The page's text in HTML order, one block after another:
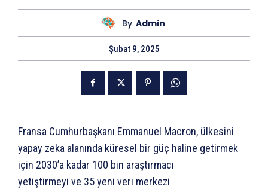
By Admin
Şubat 9, 2025
Fransa Cumhurbaşkanı Emmanuel Macron, ülkesini
yapay zeka alanında küresel bir güç haline getirmek
için 2030’a kadar 100 bin araştırmacı
yetiştirmeyi ve 35 yeni veri merkezi